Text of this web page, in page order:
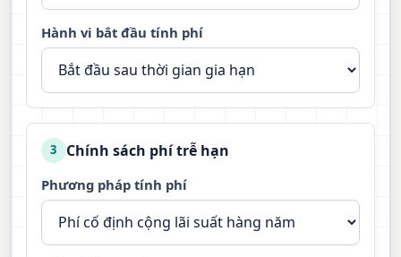
Hành vi bắt đầu tính phí
3 Chính sách phí trễ hạn
Phương pháp tính phí